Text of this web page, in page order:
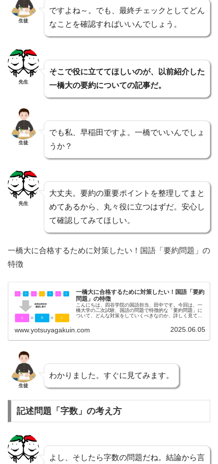
生徒
ですよね～。でも、最終チェックとしてどん
なことを確認すればいいんでしょう。
先生
そこで役に立ててほしいのが、以前紹介した
一橋大の要約についての記事だ。
生徒
でも私、早稲田ですよ。一橋でいいんでしょ
うか？
先生
大丈夫。要約の重要ポイントを整理してまと
めてあるから、丸々役に立つはずだ。安心し
て確認してみてほしい。
一橋大に合格するために対策したい！国語「要約問題」の
特徴
一橋大に合格するために対策したい！国語「要約
問題」の特徴
こんにちは、四谷学院の国語担当、田中です。今回は、一
橋大学の二次試験、国語の問題で特徴的な「要約問題」に
ついて、どんな対策をしていくべきなのか、詳しく見てい
www.yotsuyagakuin.com 2025.06.05
生徒
わかりました。すぐに見てみます。
記述問題「字数」の考え方
よし、そしたら字数の問題だね。結論から言